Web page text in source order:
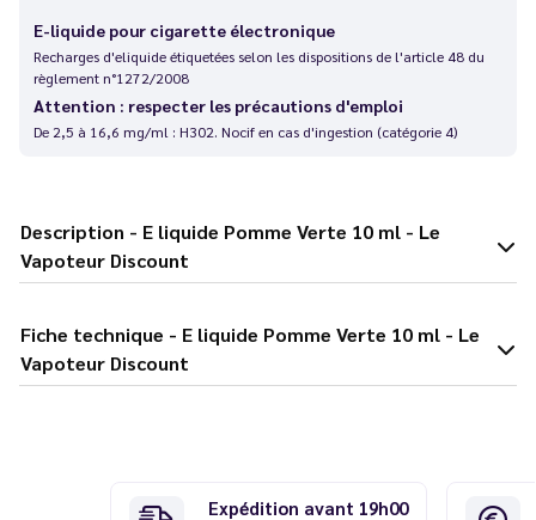
E-liquide pour cigarette électronique
Recharges d'eliquide étiquetées selon les dispositions de l'article 48 du
règlement n°1272/2008
Attention : respecter les précautions d'emploi
De 2,5 à 16,6 mg/ml : H302. Nocif en cas d'ingestion (catégorie 4)
Description - E liquide Pomme Verte 10 ml - Le
Vapoteur Discount
Fiche technique - E liquide Pomme Verte 10 ml - Le
Vapoteur Discount
Expédition avant 19h00